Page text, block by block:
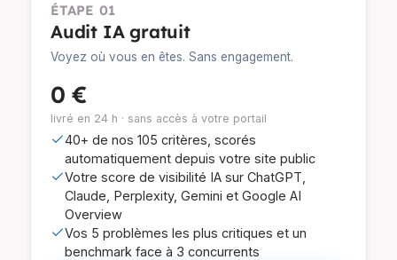
ÉTAPE 01
Audit IA gratuit
Voyez où vous en êtes. Sans engagement.
0 €
livré en 24 h · sans accès à votre portail
40+ de nos 105 critères, scorés
automatiquement depuis votre site public
Votre score de visibilité IA sur ChatGPT,
Claude, Perplexity, Gemini et Google AI
Overview
Vos 5 problèmes les plus critiques et un
benchmark face à 3 concurrents